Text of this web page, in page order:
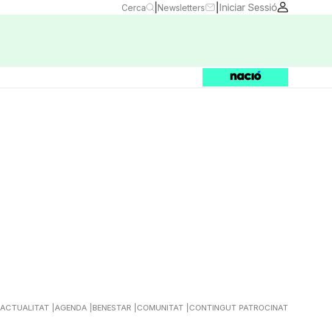
Cerca Newsletters Iniciar Sessió
ACTUALITAT AGENDA BENESTAR COMUNITAT CONTINGUT PATROCINAT